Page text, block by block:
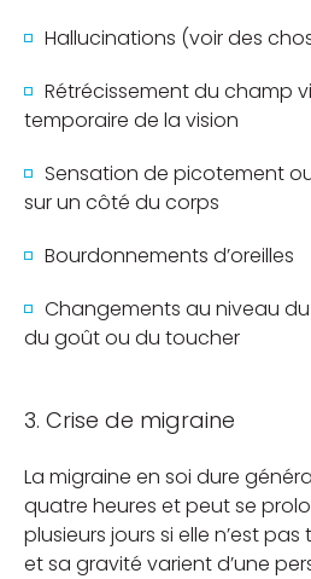
Hallucinations (voir des
Rétrécissement du champ
temporaire de la vision
Sensation de picotement
sur un côté du corps
Bourdonnements d’oreilles
Changements au niveau
du goût ou du toucher
3. Crise de migraine
La migraine en soi dure
quatre heures et peut se
plusieurs jours si elle n’est
et sa gravité varient d’une